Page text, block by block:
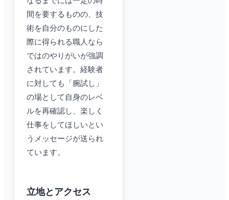
間を要するものの、技
術を自分のものにした
際に得られる職人なら
ではのやりがいが強調
されています。経験者
に対しても「腕試し」
の場として自身のレベ
ルを再確認し、楽しく
仕事をしてほしいとい
うメッセージが送られ
ています。
立地とアクセス